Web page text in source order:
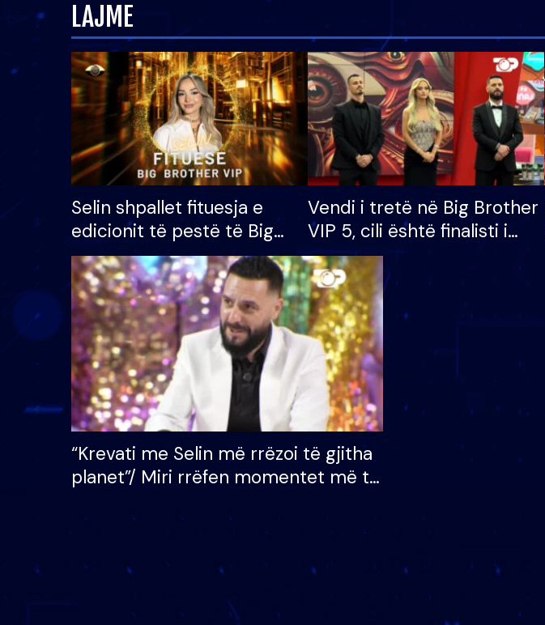
LAJME
Selin shpallet fituesja e
edicionit të pestë të Big
Brother VIP, rrëmben
çmimin e madh prej 100
mijë eurosh
Vendi i tretë në Big Brother
VIP 5, cili është finalisti i
radhës që lë shtëpinë
“Krevati me Selin më rrëzoi të gjitha
planet”/ Miri rrëfen momentet më të
mungojë zilja e mëngjesit kur…